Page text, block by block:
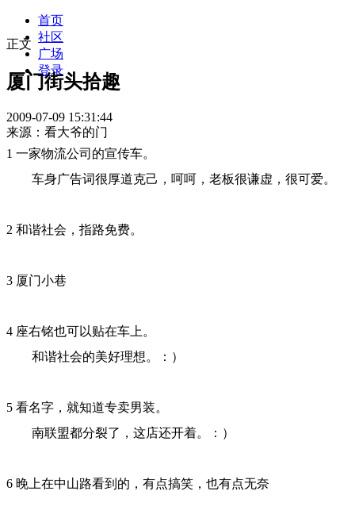
首页
社区
广场
登录
正文
厦门街头拾趣
2009-07-09 15:31:44
来源：看大爷的门
1 一家物流公司的宣传车。
车身广告词很厚道克己，呵呵，老板很谦虚，很可爱。
2 和谐社会，指路免费。
3 厦门小巷
4 座右铭也可以贴在车上。
和谐社会的美好理想。：）
5 看名字，就知道专卖男装。
南联盟都分裂了，这店还开着。：）
6 晚上在中山路看到的，有点搞笑，也有点无奈